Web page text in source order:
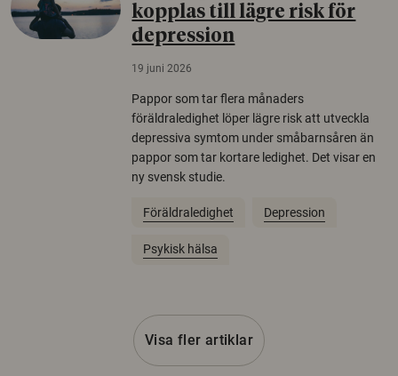
kopplas till lägre risk för
depression
19 juni 2026
Pappor som tar flera månaders
föräldraledighet löper lägre risk att utveckla
depressiva symtom under småbarnsåren än
pappor som tar kortare ledighet. Det visar en
ny svensk studie.
Föräldraledighet Depression
Psykisk hälsa
Visa fler artiklar